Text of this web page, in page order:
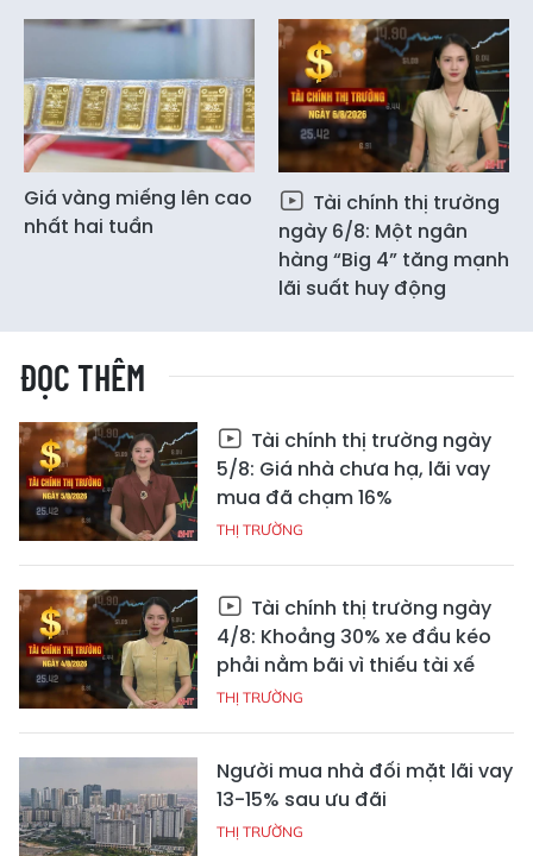
Giá vàng miếng lên cao
nhất hai tuần
Tài chính thị trường
ngày 6/8: Một ngân
hàng “Big 4” tăng mạnh
lãi suất huy động
ĐỌC THÊM
Tài chính thị trường ngày
5/8: Giá nhà chưa hạ, lãi vay
mua đã chạm 16%
THỊ TRƯỜNG
Tài chính thị trường ngày
4/8: Khoảng 30% xe đầu kéo
phải nằm bãi vì thiếu tài xế
THỊ TRƯỜNG
Người mua nhà đối mặt lãi vay
13-15% sau ưu đãi
THỊ TRƯỜNG